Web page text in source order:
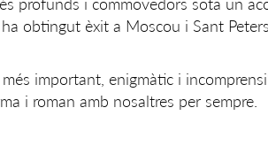
obtingut èxit a Moscou i Sant
important, enigmàtic i
i roman amb nosaltres per sempre.